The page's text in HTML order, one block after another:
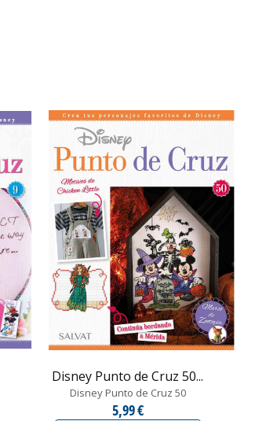
Disney Punto de Cruz 50...
Disney Punto de Cruz 50
5,99 €